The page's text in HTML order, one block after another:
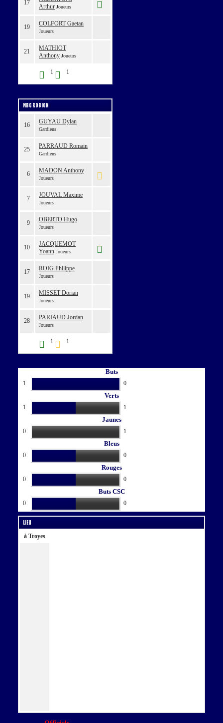
17
Arthur Joueurs
19 COLFORT Gaetan
Joueurs
21
MATHIOT
Anthony Joueurs
1 1
MBC ROBION
16 GUYAU Dylan
Gardiens
25 PARRAUD Romain
Gardiens
6 MADON Anthony
Joueurs
7 JOUVAL Maxime
Joueurs
9 OBERTO Hugo
Joueurs
10
JACQUEMOT
Yoann Joueurs
17 ROIG Philippe
Joueurs
19 MISSET Dorian
Joueurs
28 PARIAUD Jordan
Joueurs
1 1
Buts
1 0
Verts
1 1
Jaunes
0 1
Bleus
0 0
Rouges
0 0
Buts CSC
0 0
Lieu
à Troyes